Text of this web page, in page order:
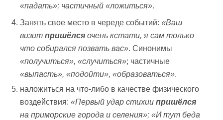
«падать»; частичный «ложиться».
Занять свое место в череде событий:«Ваш
визитпришёлся очень кстати, я сам только
что собирался позвать вас». Синонимы
«получиться», «случиться»; частичные
«выпасть», «подойти», «образоваться».
наложиться на что-либо в качестве физического
воздействия:«Первый удар стихиипришёлся
на приморские города и селения»; «И тут беда